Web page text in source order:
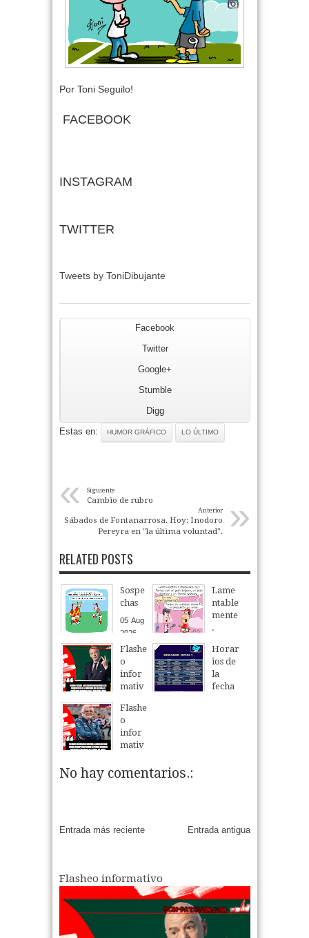
Por Toni Seguilo!
FACEBOOK
INSTAGRAM
TWITTER
Tweets by ToniDibujante
Facebook
Twitter
Google+
Stumble
Digg
Estas en:
HUMOR GRÁFICO LO ÚLTIMO
« Siguiente
Cambio de rubro »
Anterior
Sábados de Fontanarrosa. Hoy: Inodoro
Pereyra en "la última voluntad".
RELATED POSTS
Sospe
chas
05 Aug
2026
Lame
ntable
mente
.
05 Aug 2026
Flashe
o
infor
mativ
05 Aug 2026
Horar
ios de
la
fecha
05 Aug 2026
Flashe
o
infor
mativ
04 Aug 2026
No hay comentarios.:
Entrada más reciente Entrada antigua
Flasheo informativo